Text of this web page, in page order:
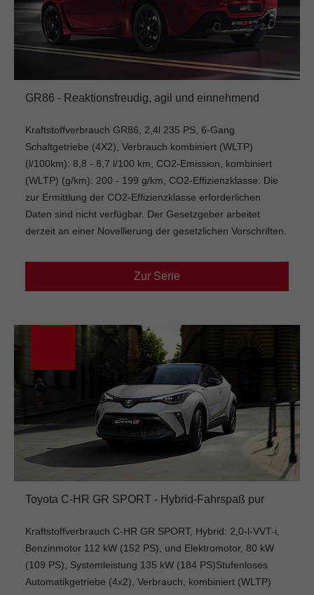
GR86 - Reaktionsfreudig, agil und einnehmend
Kraftstoffverbrauch GR86, 2,4l 235 PS, 6-Gang
Schaltgetriebe (4X2), Verbrauch kombiniert (WLTP)
(l/100km): 8,8 - 8,7 l/100 km, CO2-Emission, kombiniert
(WLTP) (g/km): 200 - 199 g/km, CO2-Effizienzklasse: Die
zur Ermittlung der CO2-Effizienzklasse erforderlichen
Daten sind nicht verfügbar. Der Gesetzgeber arbeitet
derzeit an einer Novellierung der gesetzlichen Vorschriften.
Zur Serie
Toyota C-HR GR SPORT - Hybrid-Fahrspaß pur
Kraftstoffverbrauch C-HR GR SPORT, Hybrid: 2,0-l-VVT-i,
Benzinmotor 112 kW (152 PS), und Elektromotor, 80 kW
(109 PS), Systemleistung 135 kW (184 PS)Stufenloses
Automatikgetriebe (4x2), Verbrauch, kombiniert (WLTP)